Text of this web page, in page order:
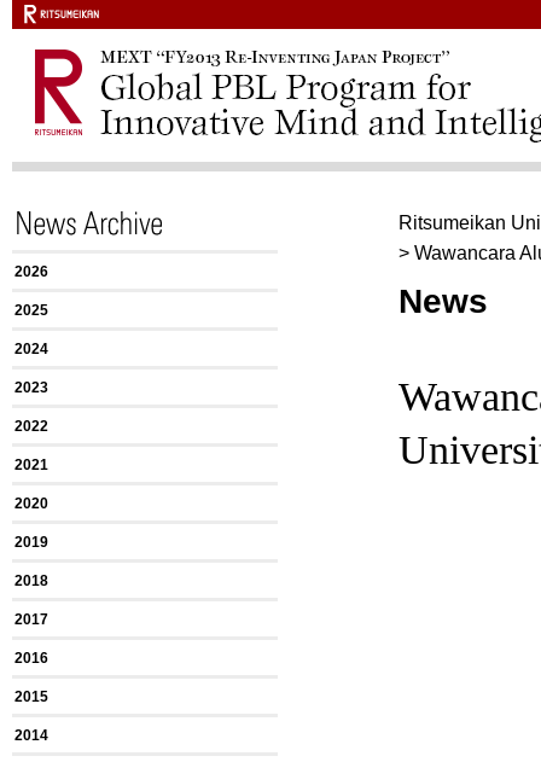
Ritsumeikan
> Wawancara
News
2026
2025
2024
2023
2022
2021
2020
2019
2018
2017
2016
2015
2014